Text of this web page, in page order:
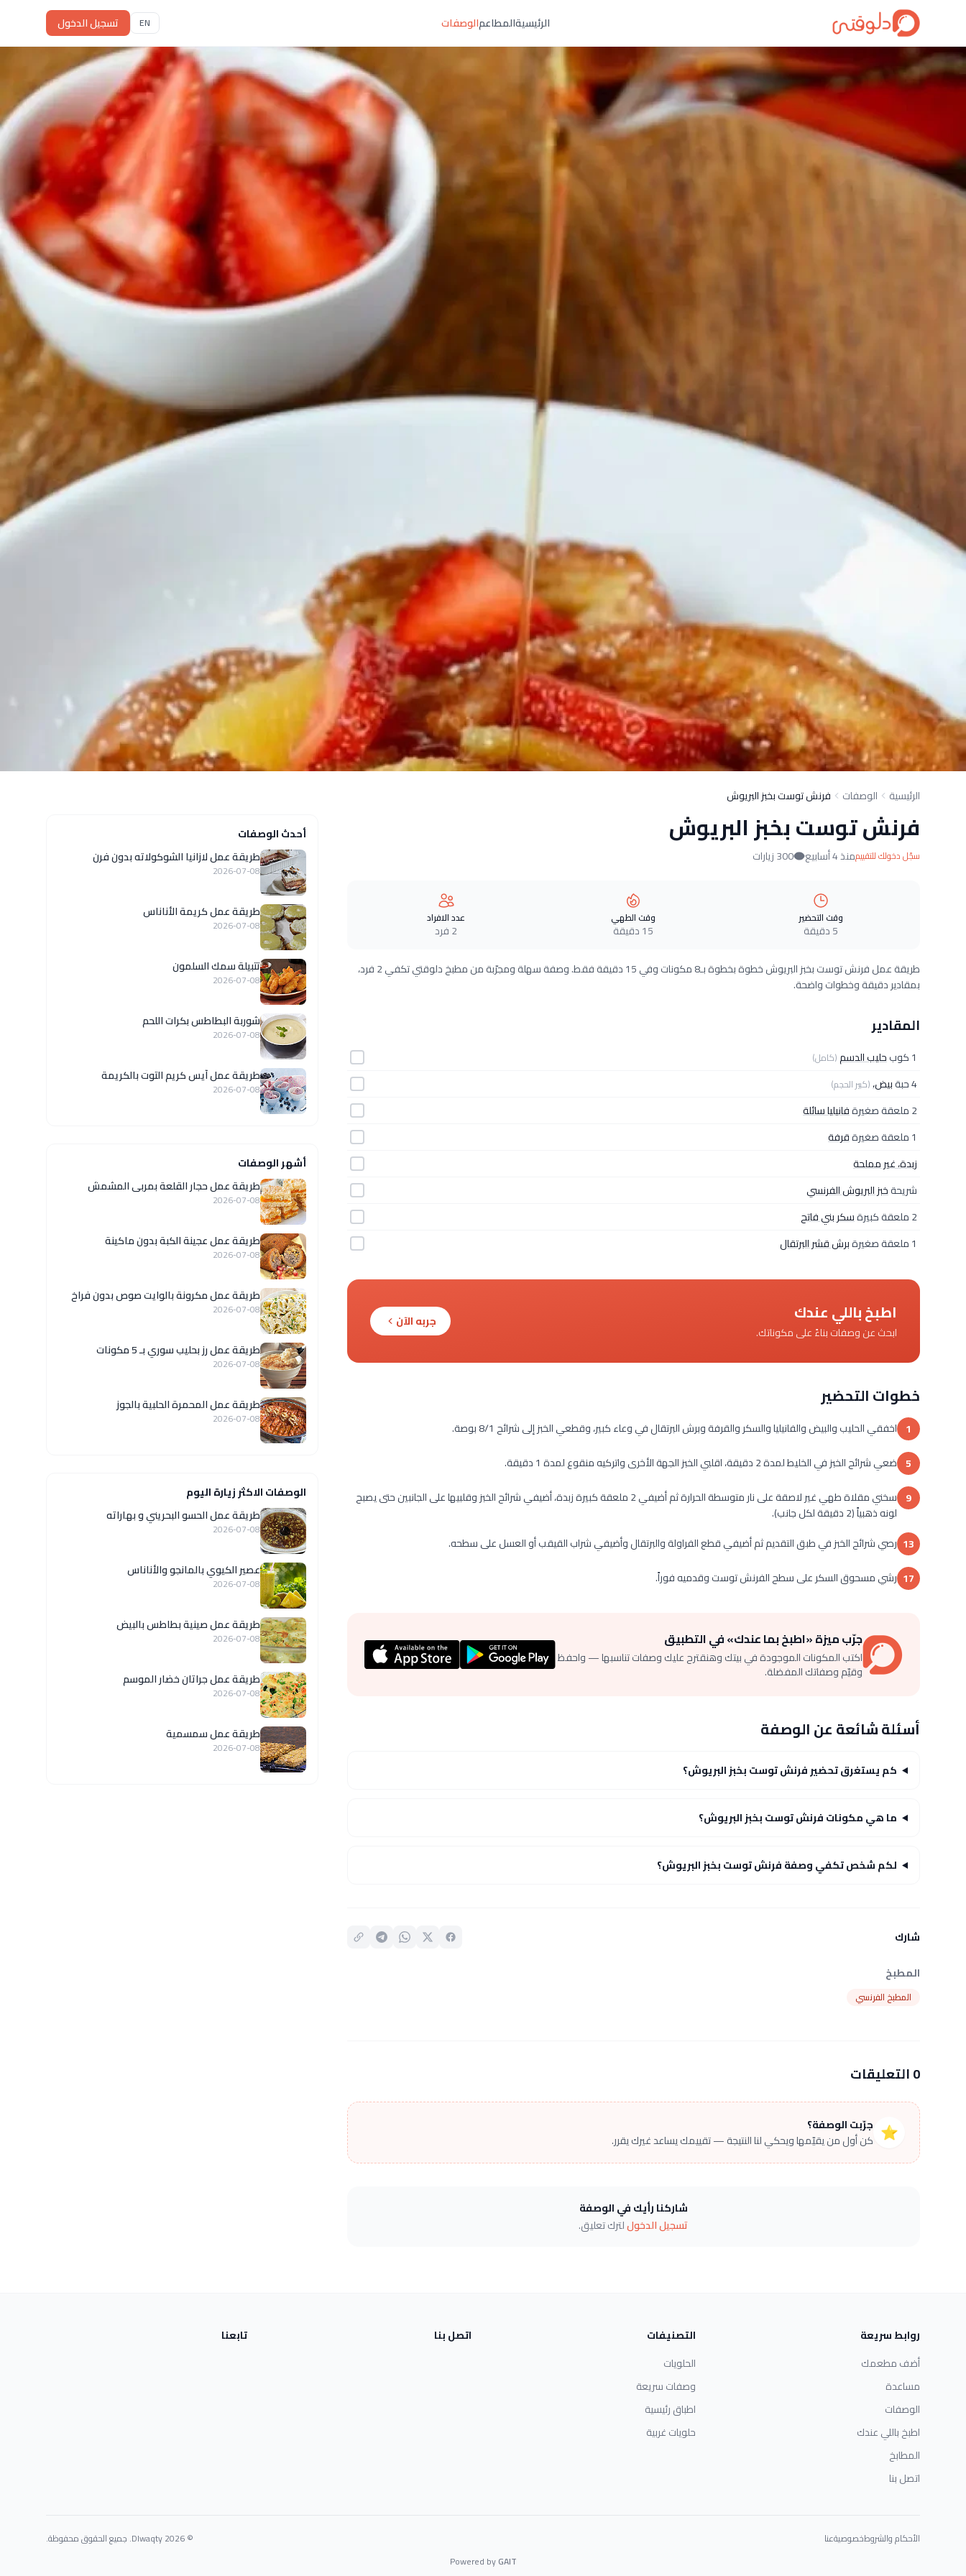
الرئيسيةالمطاعمالوصفات EN تسجيل الدخول
الرئيسية الوصفات فرنش توست بخبز البريوش
فرنش توست بخبز البريوش
سجّل دخولك للتقييممنذ 4 أسابيع 300 زيارات
وقت التحضير
5 دقيقة
وقت الطهي
15 دقيقة
عدد الافراد
2 فرد
طريقة عمل فرنش توست بخبز البريوش خطوة بخطوة بـ8 مكونات وفي 15 دقيقة فقط. وصفة سهلة ومجرّبة من مطبخ دلوقتي تكفي 2 فرد،
بمقادير دقيقة وخطوات واضحة.
المقادير
1 كوب حليب الدسم(كامل)
4 حبة بيض،(كبير الحجم)
2 ملعقة صغيرة
فانيليا سائلة
1 ملعقة صغيرة
قرفة
زبدة، غير مملحة
شريحةخبز البريوش الفرنسي
2 ملعقة كبيرة
سكر بني فاتح
1 ملعقة صغيرة
برش قشر البرتقال
اطبخ باللي عندك
ابحث عن وصفات بناءً على مكوناتك.
جربه الآن
خطوات التحضير
1 اخفقي الحليب والبيض والفانيليا والسكر والقرفة وبرش البرتقال في وعاء كبير، وقطعي الخبز إلى شرائح 8/1 بوصة.
5 ضعي شرائح الخبز في الخليط لمدة 2 دقيقة، اقلبي الخبز الجهة الأخرى واتركيه منقوع لمدة 1 دقيقة.
9
سخني مقلاة طهي غير لاصقة على نار متوسطة الحرارة ثم أضيفي 2 ملعقة كبيرة زبدة، أضيفي شرائح الخبز وقلبيها على الجانبين حتى يصبح
لونه ذهبياً (2 دقيقة لكل جانب).
13 رصي شرائح الخبز في طبق التقديم ثم أضيفي قطع الفراولة والبرتقال وأضيفي شراب القيقب أو العسل على سطحه.
17 رشي مسحوق السكر على سطح الفرنش توست وقدميه فوراً.
جرّب ميزة «اطبخ بما عندك» في التطبيق
اكتب المكونات الموجودة في بيتك وهنقترح عليك وصفات تناسبها — واحفظ
وقيّم وصفاتك المفضلة.
أسئلة شائعة عن الوصفة
كم يستغرق تحضير فرنش توست بخبز البريوش؟
ما هي مكونات فرنش توست بخبز البريوش؟
لكم شخص تكفي وصفة فرنش توست بخبز البريوش؟
شارك
المطبخ
المطبخ الفرنسي
0 التعليقات
⭐ جرّبت الوصفة؟
كن أول من يقيّمها ويحكي لنا النتيجة — تقييمك يساعد غيرك يقرر.
شاركنا رأيك في الوصفة
تسجيل الدخوللترك تعليق.
أحدث الوصفات
طريقة عمل لازانيا الشوكولاته بدون فرن
2026-07-08
طريقة عمل كريمة الأناناس
2026-07-08
تتبيلة سمك السلمون
2026-07-08
شوربة البطاطس بكرات اللحم
2026-07-08
طريقة عمل آيس كريم التوت بالكريمة
2026-07-08
أشهر الوصفات
طريقة عمل حجار القلعة بمربى المشمش
2026-07-08
طريقة عمل عجينة الكبة بدون ماكينة
2026-07-08
طريقة عمل مكرونة بالوايت صوص بدون فراخ
2026-07-08
طريقة عمل رز بحليب سوري بـ 5 مكونات
2026-07-08
طريقة عمل المحمرة الحلبية بالجوز
2026-07-08
الوصفات الاكثر زيارة اليوم
طريقة عمل الحسو البحريني و بهاراته
2026-07-08
عصير الكيوي بالمانجو والأناناس
2026-07-08
طريقة عمل صينية بطاطس بالبيض
2026-07-08
طريقة عمل جراتان خضار الموسم
2026-07-08
طريقة عمل سمسمية
2026-07-08
روابط سريعة
أضف مطعمك
مساعدة
الوصفات
اطبخ باللي عندك
المطابخ
اتصل بنا
التصنيفات
الحلويات
وصفات سريعة
اطباق رئيسية
حلويات غربية
اتصل بنا تابعنا
الأحكام والشروطخصوصيةعنا
© 2026 Dlwaqty. جميع الحقوق محفوظة.
Powered byGAIT